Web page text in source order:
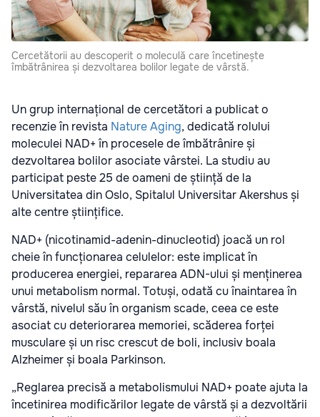
Cercetătorii au descoperit o moleculă care încetinește
îmbătrânirea și dezvoltarea bolilor legate de vârstă.
Un grup internațional de cercetători a publicat o
recenzie în revista Nature Aging, dedicată rolului
moleculei NAD+ în procesele de îmbătrânire și
dezvoltarea bolilor asociate vârstei. La studiu au
participat peste 25 de oameni de știință de la
Universitatea din Oslo, Spitalul Universitar Akershus și
alte centre științifice.
NAD+ (nicotinamid-adenin-dinucleotid) joacă un rol
cheie în funcționarea celulelor: este implicat în
producerea energiei, repararea ADN-ului și menținerea
unui metabolism normal. Totuși, odată cu înaintarea în
vârstă, nivelul său în organism scade, ceea ce este
asociat cu deteriorarea memoriei, scăderea forței
musculare și un risc crescut de boli, inclusiv boala
Alzheimer și boala Parkinson.
„Reglarea precisă a metabolismului NAD+ poate ajuta la
încetinirea modificărilor legate de vârstă și a dezvoltării